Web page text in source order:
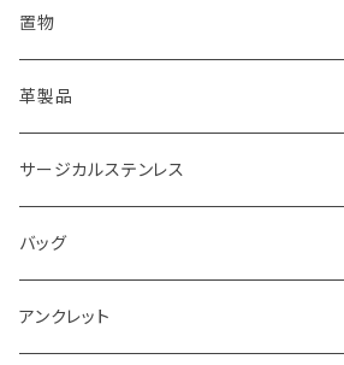
オイル
ピアス
置物
革製品
ピアス
キーホルダー
サージカルステンレス
バッグ
アンクレット